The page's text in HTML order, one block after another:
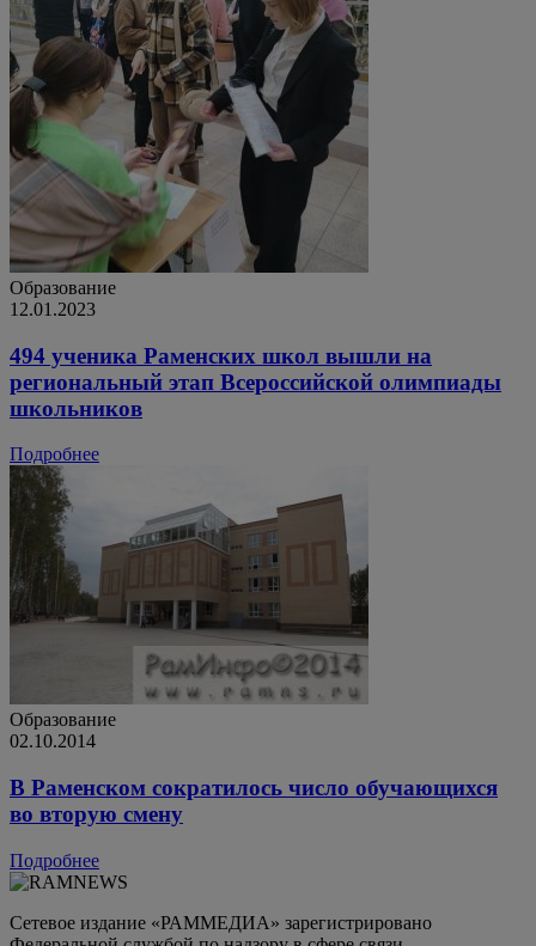
Образование
12.01.2023
494 ученика Раменских школ вышли на
региональный этап Всероссийской олимпиады
школьников
Подробнее
Образование
02.10.2014
В Раменском сократилось число обучающихся
во вторую смену
Подробнее
Сетевое издание «РАММЕДИА» зарегистрировано